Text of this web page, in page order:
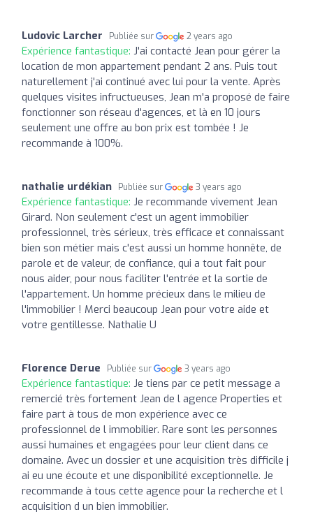
Ludovic Larcher Publiée sur 2 years ago
Expérience fantastique: J'ai contacté Jean pour gérer la
location de mon appartement pendant 2 ans. Puis tout
naturellement j'ai continué avec lui pour la vente. Après
quelques visites infructueuses, Jean m'a proposé de faire
fonctionner son réseau d'agences, et là en 10 jours
seulement une offre au bon prix est tombée ! Je
recommande à 100%.
nathalie urdékian Publiée sur 3 years ago
Expérience fantastique: Je recommande vivement Jean
Girard. Non seulement c'est un agent immobilier
professionnel, très sérieux, très efficace et connaissant
bien son métier mais c'est aussi un homme honnête, de
parole et de valeur, de confiance, qui a tout fait pour
nous aider, pour nous faciliter l'entrée et la sortie de
l'appartement. Un homme précieux dans le milieu de
l'immobilier ! Merci beaucoup Jean pour votre aide et
votre gentillesse. Nathalie U
Florence Derue Publiée sur 3 years ago
Expérience fantastique: Je tiens par ce petit message a
remercié très fortement Jean de l agence Properties et
faire part à tous de mon expérience avec ce
professionnel de l immobilier. Rare sont les personnes
aussi humaines et engagées pour leur client dans ce
domaine. Avec un dossier et une acquisition très difficile j
ai eu une écoute et une disponibilité exceptionnelle. Je
recommande à tous cette agence pour la recherche et l
acquisition d un bien immobilier.